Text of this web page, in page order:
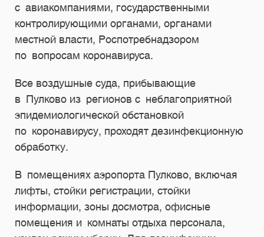
с авиакомпаниями, государственными
контролирующими органами, органами
местной власти, Роспотребнадзором
по вопросам коронавируса.
Все воздушные суда, прибывающие
в Пулково из регионов с неблагоприятной
эпидемиологической обстановкой
по коронавирусу, проходят дезинфекционную
обработку.
В помещениях аэропорта Пулково, включая
лифты, стойки регистрации, стойки
информации, зоны досмотра, офисные
помещения и комнаты отдыха персонала,